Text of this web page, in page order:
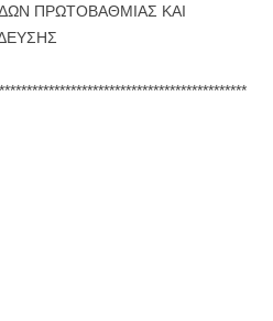
ΠΡΩΤΟΒΑΘΜΙΑΣ ΚΑΙ